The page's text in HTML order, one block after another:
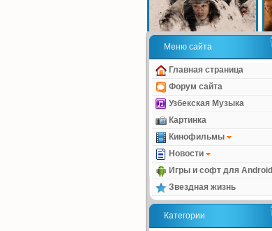
Меню сайта
Главная страница
Форум сайта
Узбекская Музыка
Картинка
Кинофильмы
Новости
Игры и софт для Android
Звездная жизнь
Категории